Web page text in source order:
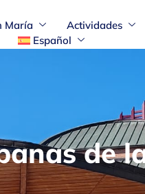
María Actividades
Español
de